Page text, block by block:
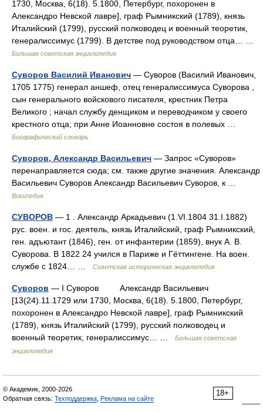
1730, Москва, 6(18). 5.1800, Петербург, похоронен в
Александро Невской лавре], граф Рымникский (1789), князь
Италийский (1799), русский полководец и военный теоретик,
генералиссимус (1799). В детстве под руководством отца… …
Большая советская энциклопедия
Суворов Василий Иванович — Суворов (Василий Иванович,
1705 1775) генерал аншеф, отец генералиссимуса Суворова ,
сын генерального войскового писателя, крестник Петра
Великого ; начал службу денщиком и переводчиком у своего
крестного отца; при Анне Иоанновне состоя в полевых …
Биографический словарь
Суворов, Александр Васильевич — Запрос «Суворов»
перенаправляется сюда; см. также другие значения. Александр
Васильевич Суворов Александр Васильевич Суворов, к …
Википедия
СУВОРОВ — 1 . Александр Аркадьевич (1.VI.1804 31.I.1882)
рус. воен. и гос. деятель, князь Италийский, граф Рымникский,
ген. адъютант (1846), ген. от инфантерии (1859), внук А. В.
Суворова. В 1822 24 учился в Париже и Гёттингене. На воен.
службе с 1824… …
Советская историческая энциклопедия
Суворов — I Суворов Александр Васильевич
[13(24).11.1729 или 1730, Москва, 6(18). 5.1800, Петербург,
похоронен в Александро Невской лавре], граф Рымникский
(1789), князь Италийский (1799), русский полководец и
военный теоретик, генералиссимус… …
Большая советская
энциклопедия
18+
© Академик, 2000-2026
Обратная связь: Техподдержка Реклама на сайте